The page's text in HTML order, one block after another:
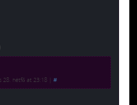
28. hétfő at 23:18 #